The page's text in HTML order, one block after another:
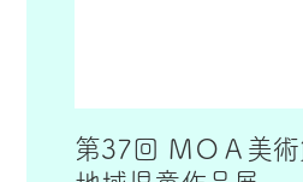
第37回 ＭＯＡ美